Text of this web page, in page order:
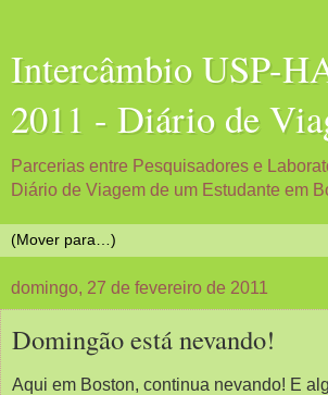
Intercâmbio USP-
2011 - Diário de
Parcerias entre Pesquisadores e
Diário de Viagem de um Estudante em
domingo, 27 de fevereiro de 2011
Domingão está nevando!
Aqui em Boston, continua nevando! E